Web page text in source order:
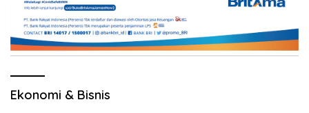
Ekonomi & Bisnis